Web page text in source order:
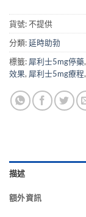
貨號:不提供
分類:延時助勃
標籤: 犀利士5mg停藥,
效果, 犀利士5mg療程,
描述
額外資訊